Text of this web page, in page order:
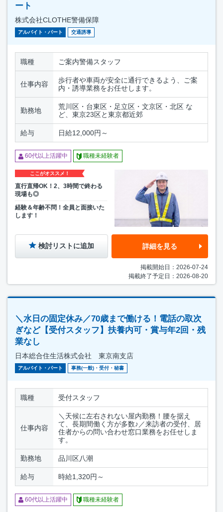
ート
株式会社CLOTHE警備保障
アルバイト・パート 交通誘導
職種 ご案内警備スタッフ
仕事内容
歩行者や車両が安全に通行できるよう、ご案
内・誘導業務をお任せします。
勤務地
荒川区・台東区・足立区・文京区・北区 な
ど、東京23区と東京都近郊
給与 日給12,000円～
60代以上活躍中 職種未経験者
ここがオススメ！
直行直帰OK！2、3時間で終わる
現場も◎
経験＆年齢不問！全員と面接いた
します！
検討リストに追加 詳細を見る
掲載開始日：2026-07-24
掲載終了予定日：2026-08-20
＼水日の固定休み／70歳まで働ける！電話の取次
ぎなど【受付スタッフ】扶養内可・賞与年2回・残
業なし
日本総合住生活株式会社 東京南支店
アルバイト・パート 事務(一般)・受付・秘書
職種 受付スタッフ
仕事内容
＼天候に左右されない屋内勤務！腰を据え
て、長期間働く方が多数♪／来訪者の受付、居
住者からの問い合わせ窓口業務をお任せしま
す。
勤務地 品川区八潮
給与 時給1,320円～
60代以上活躍中 職種未経験者